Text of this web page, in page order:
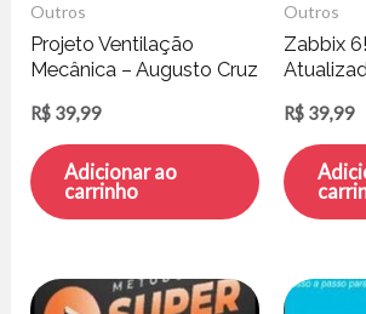
Outros
Projeto Ventilação
Mecânica – Augusto Cruz
R$ 39,99
Adicionar ao
carrinho
Outros
Zabbix
R$ 39,99